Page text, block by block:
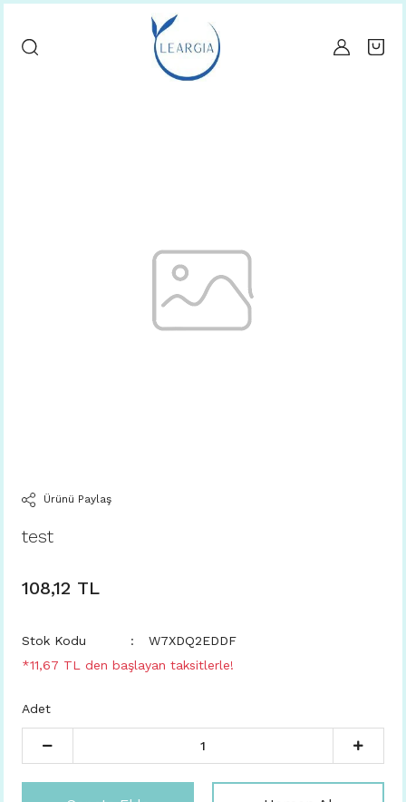
Ürünü Paylaş
test
108,12 TL
Stok Kodu
W7XDQ2EDDF
*11,67 TL den başlayan taksitlerle!
Adet